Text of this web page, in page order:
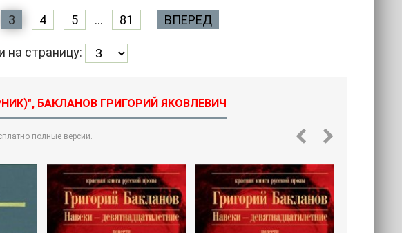
3 4 5 ... 81 ВПЕРЕД
на страницу:
БАКЛАНОВ ГРИГОРИЙ ЯКОВЛЕВИЧ
полные версии.